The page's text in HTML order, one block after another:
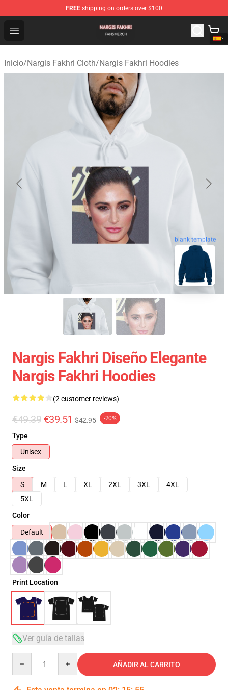
FREE shipping on orders over $100
Open menu
Nargis Fakhri Shop - Official Nargis Fakhri Merchandise
Inicio/Nargis Fakhri Cloth/Nargis Fakhri Hoodies
blank template
Nargis Fakhri Diseño Elegante
Nargis Fakhri Hoodies
(2 customer reviews)
€49.39 €39.51 $42.95 -20%
Type
Unisex
Size
S
M L XL 2XL 3XL
4XL
5XL
Color
Default
Print Location
Ver guía de tallas
AÑADIR AL CARRITO